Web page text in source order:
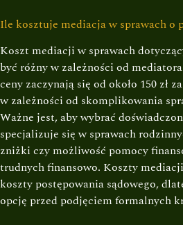
Ile kosztuje mediacja w sprawach o
Koszt mediacji w sprawach
być różny w zależności od
ceny zaczynają się od około 150 zł
w zależności od skomplikowania
Ważne jest, aby wybrać
specjalizuje się w sprawach
zniżki czy możliwość pomocy
trudnych finansowo. Koszty
koszty postępowania sądowego,
opcję przed podjęciem formalnych